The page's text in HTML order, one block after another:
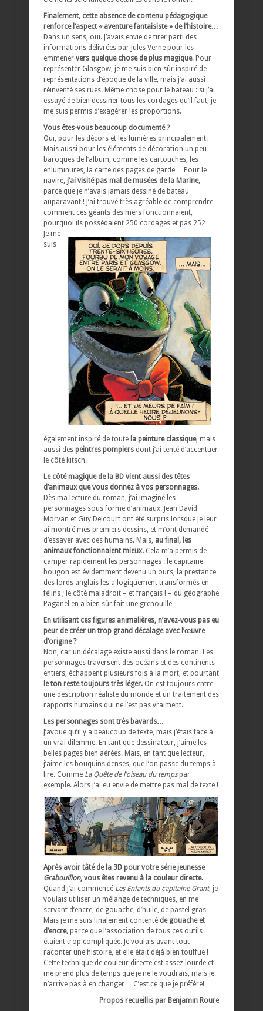
Finalement, cette absence de contenu pédagogique
renforce l’aspect « aventure fantaisiste » de l’histoire…
Dans un sens, oui. J’avais envie de tirer parti des
informations délivrées par Jules Verne pour les
emmener vers quelque chose de plus magique. Pour
représenter Glasgow, je me suis bien sûr inspiré de
représentations d’époque de la ville, mais j’ai aussi
réinventé ses rues. Même chose pour le bateau : si j’ai
essayé de bien dessiner tous les cordages qu’il faut, je
me suis permis d’exagérer les proportions.
Vous êtes-vous beaucoup documenté ?
Oui, pour les décors et les lumières principalement.
Mais aussi pour les éléments de décoration un peu
baroques de l’album, comme les cartouches, les
enluminures, la carte des pages de garde… Pour le
navire, j’ai visité pas mal de musées de la Marine,
parce que je n’avais jamais dessiné de bateau
auparavant ! J’ai trouvé très agréable de comprendre
comment ces géants des mers fonctionnaient,
pourquoi ils possédaient 250 cordages et pas 252…
Je me
suis
également inspiré de toute la peinture classique, mais
aussi des peintres pompiers dont j’ai tenté d’accentuer
le côté kitsch.
Le côté magique de la BD vient aussi des têtes
d’animaux que vous donnez à vos personnages.
Dès ma lecture du roman, j’ai imaginé les
personnages sous forme d’animaux. Jean David
Morvan et Guy Delcourt ont été surpris lorsque je leur
ai montré mes premiers dessins, et m’ont demandé
d’essayer avec des humains. Mais, au final, les
animaux fonctionnaient mieux. Cela m’a permis de
camper rapidement les personnages : le capitaine
bougon est évidemment devenu un ours, la prestance
des lords anglais les a logiquement transformés en
félins ; le côté maladroit – et français ! – du géographe
Paganel en a bien sûr fait une grenouille…
En utilisant ces figures animalières, n’avez-vous pas eu
peur de créer un trop grand décalage avec l’œuvre
d’origine ?
Non, car un décalage existe aussi dans le roman. Les
personnages traversent des océans et des continents
entiers, échappent plusieurs fois à la mort, et pourtant
le ton reste toujours très léger. On est toujours entre
une description réaliste du monde et un traitement des
rapports humains qui ne l’est pas vraiment.
Les personnages sont très bavards…
J’avoue qu’il y a beaucoup de texte, mais j’étais face à
un vrai dilemme. En tant que dessinateur, j’aime les
belles pages bien aérées. Mais, en tant que lecteur,
j’aime les bouquins denses, que l’on passe du temps à
lire. Comme La Quête de l’oiseau du tempspar
exemple. Alors j’ai eu envie de mettre pas mal de texte !
Après avoir tâté de la 3D pour votre série jeunesse
Grabouillon, vous êtes revenu à la couleur directe.
Quand j’ai commencé Les Enfants du capitaine Grant, je
voulais utiliser un mélange de techniques, en me
servant d’encre, de gouache, d’huile, de pastel gras…
Mais je me suis finalement contenté de gouache et
d’encre, parce que l’association de tous ces outils
étaient trop compliquée. Je voulais avant tout
raconter une histoire, et elle était déjà bien touffue !
Cette technique de couleur directe est assez lourde et
me prend plus de temps que je ne le voudrais, mais je
n’arrive pas à en changer… C’est ce que je préfère!
Propos recueillis par Benjamin Roure